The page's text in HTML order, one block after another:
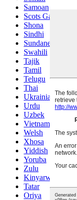
Samoan
Scots Gaelic
Shona
Sindhi
Sundanese
Swahili
Tajik
Tamil
Telugu
Thai
Ukrainian
Urdu
Uzbek
Vietnamese
Welsh
Xhosa
Yiddish
Yoruba
Zulu
Kinyarwanda
Tatar
Oriya